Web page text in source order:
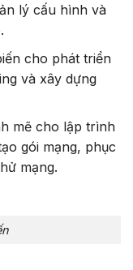
lý cấu hình và
cho phát triển
và xây dựng
mẽ cho lập trình
gói mạng, phục
mạng.